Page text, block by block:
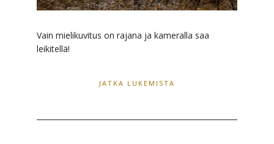
Vain mielikuvitus on rajana ja kameralla saa
leikitellä!
JATKA LUKEMISTA